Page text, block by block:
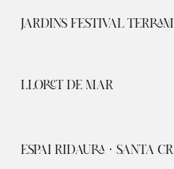
JARDINS FESTIVAL
LLORET DE MAR
ESPAI RIDAURA · SANTA